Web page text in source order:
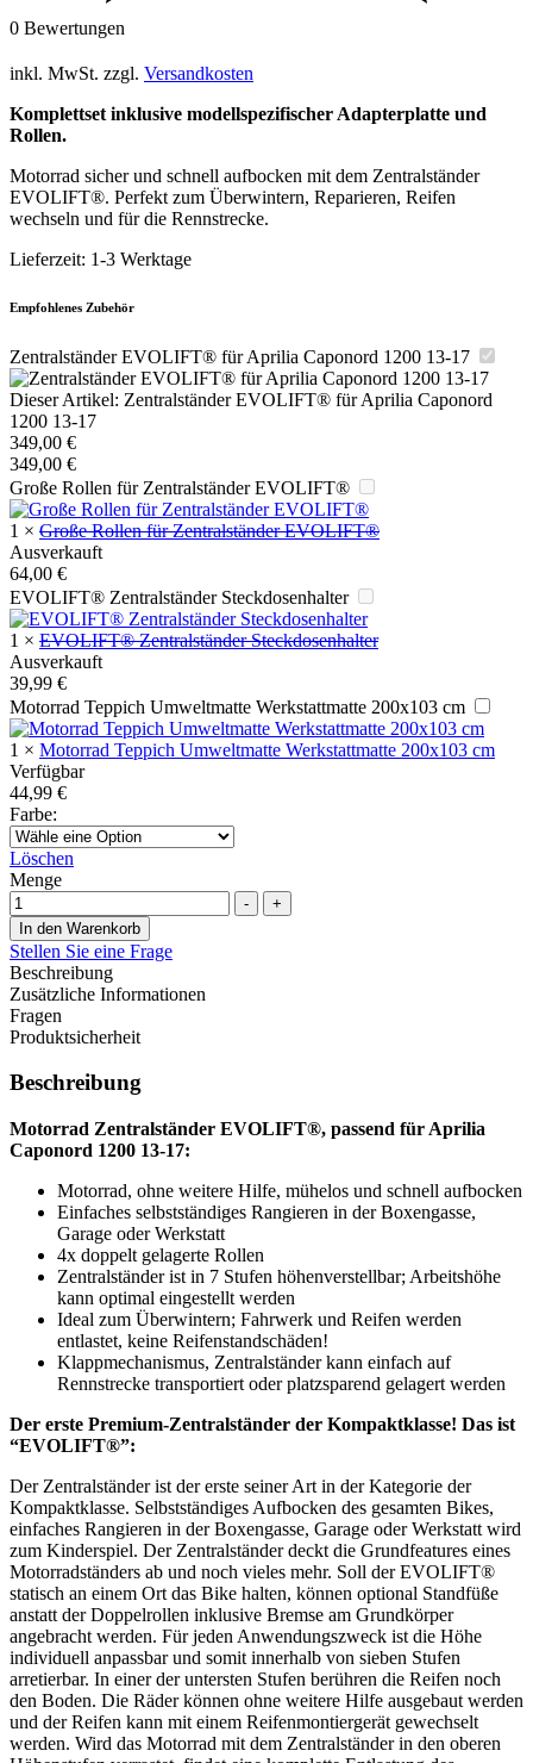
0 Bewertungen
inkl. MwSt. zzgl. Versandkosten
Komplettset inklusive modellspezifischer Adapterplatte und
Rollen.
Motorrad sicher und schnell aufbocken mit dem Zentralständer
EVOLIFT®. Perfekt zum Überwintern, Reparieren, Reifen
wechseln und für die Rennstrecke.
Lieferzeit: 1-3 Werktage
Empfohlenes Zubehör
Zentralständer EVOLIFT® für Aprilia Caponord 1200 13-17
Dieser Artikel: Zentralständer EVOLIFT® für Aprilia Caponord
1200 13-17
349,00 €
349,00 €
Große Rollen für Zentralständer EVOLIFT®
1 × Große Rollen für Zentralständer EVOLIFT®
Ausverkauft
64,00 €
EVOLIFT® Zentralständer Steckdosenhalter
1 × EVOLIFT® Zentralständer Steckdosenhalter
Ausverkauft
39,99 €
Motorrad Teppich Umweltmatte Werkstattmatte 200x103 cm
1 × Motorrad Teppich Umweltmatte Werkstattmatte 200x103 cm
Verfügbar
44,99 €
Farbe:
Löschen
Menge
-
+
In den Warenkorb
Stellen Sie eine Frage
Beschreibung
Zusätzliche Informationen
Fragen
Produktsicherheit
Beschreibung
Motorrad Zentralständer EVOLIFT®, passend für Aprilia
Caponord 1200 13-17:
Motorrad, ohne weitere Hilfe, mühelos und schnell aufbocken
Einfaches selbstständiges Rangieren in der Boxengasse,
Garage oder Werkstatt
4x doppelt gelagerte Rollen
Zentralständer ist in 7 Stufen höhenverstellbar; Arbeitshöhe
kann optimal eingestellt werden
Ideal zum Überwintern; Fahrwerk und Reifen werden
entlastet, keine Reifenstandschäden!
Klappmechanismus, Zentralständer kann einfach auf
Rennstrecke transportiert oder platzsparend gelagert werden
Der erste Premium-Zentralständer der Kompaktklasse! Das ist
“EVOLIFT®”:
Der Zentralständer ist der erste seiner Art in der Kategorie der
Kompaktklasse. Selbstständiges Aufbocken des gesamten Bikes,
einfaches Rangieren in der Boxengasse, Garage oder Werkstatt wird
zum Kinderspiel. Der Zentralständer deckt die Grundfeatures eines
Motorradständers ab und noch vieles mehr. Soll der EVOLIFT®
statisch an einem Ort das Bike halten, können optional Standfüße
anstatt der Doppelrollen inklusive Bremse am Grundkörper
angebracht werden. Für jeden Anwendungszweck ist die Höhe
individuell anpassbar und somit innerhalb von sieben Stufen
arretierbar. In einer der untersten Stufen berühren die Reifen noch
den Boden. Die Räder können ohne weitere Hilfe ausgebaut werden
und der Reifen kann mit einem Reifenmontiergerät gewechselt
werden. Wird das Motorrad mit dem Zentralständer in den oberen